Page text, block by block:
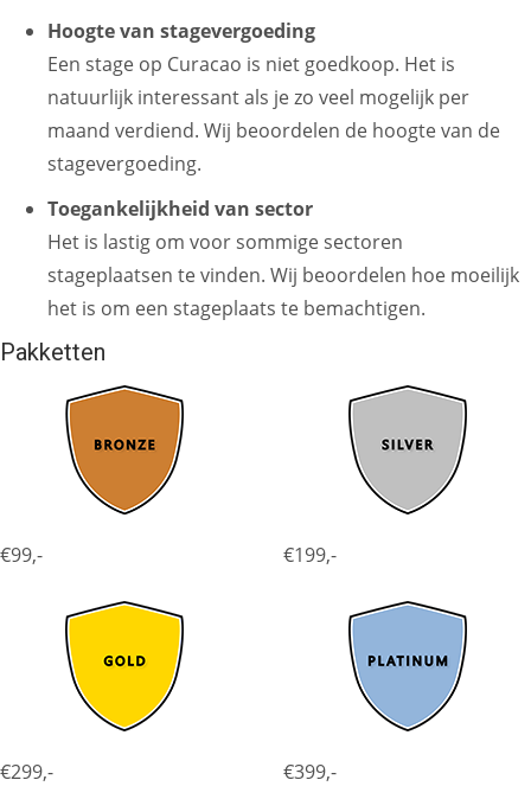
Hoogte van stagevergoeding
Een stage op Curacao is niet goedkoop. Het is
natuurlijk interessant als je zo veel mogelijk per
maand verdiend. Wij beoordelen de hoogte van de
stagevergoeding.
Toegankelijkheid van sector
Het is lastig om voor sommige sectoren
stageplaatsen te vinden. Wij beoordelen hoe moeilijk
het is om een stageplaats te bemachtigen.
Pakketten
€99,- €199,-
€299,- €399,-